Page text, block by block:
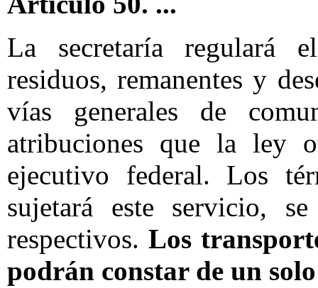
La secretaría regulará
residuos, remanentes y
vías generales de
atribuciones que la ley
ejecutivo federal. Los
sujetará este servicio,
respectivos. Los
podrán constar de un